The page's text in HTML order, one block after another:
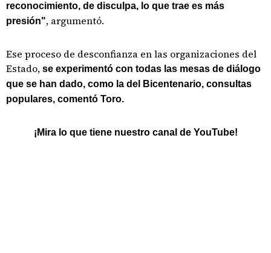
reconocimiento, de disculpa, lo que trae es más
presión", argumentó.
Ese proceso de desconfianza en las organizaciones del
Estado, se experimentó con todas las mesas de diálogo
que se han dado, como la del Bicentenario, consultas
populares, comentó Toro.
¡Mira lo que tiene nuestro canal de YouTube!